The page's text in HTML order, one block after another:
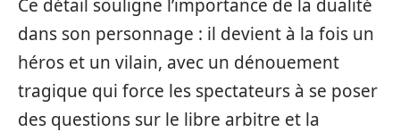
Ce détail souligne l’importance de la dualité
dans son personnage : il devient à la fois un
héros et un vilain, avec un dénouement
tragique qui force les spectateurs à se poser
des questions sur le libre arbitre et la